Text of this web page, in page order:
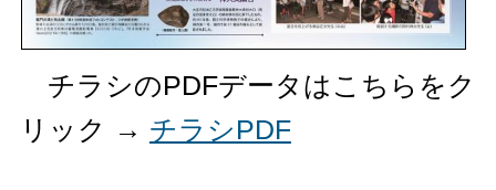
チラシのPDFデータはこちらをク
リック → チラシPDF